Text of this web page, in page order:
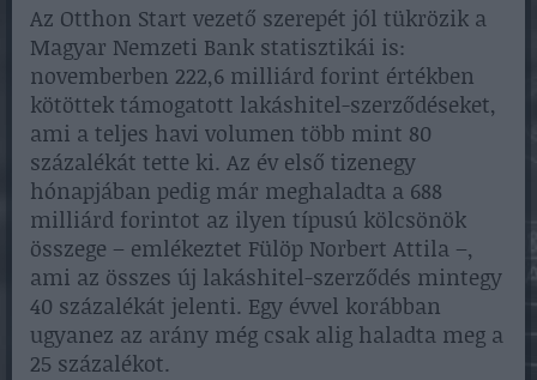
Az Otthon Start vezető szerepét jól tükrözik a
Magyar Nemzeti Bank statisztikái is:
novemberben 222,6 milliárd forint értékben
kötöttek támogatott lakáshitel-szerződéseket,
ami a teljes havi volumen több mint 80
százalékát tette ki. Az év első tizenegy
hónapjában pedig már meghaladta a 688
milliárd forintot az ilyen típusú kölcsönök
összege – emlékeztet Fülöp Norbert Attila –,
ami az összes új lakáshitel-szerződés mintegy
40 százalékát jelenti. Egy évvel korábban
ugyanez az arány még csak alig haladta meg a
25 százalékot.